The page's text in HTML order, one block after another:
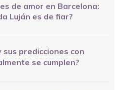
de amor en Barcelona:
Luján es de fiar?
sus predicciones con
se cumplen?